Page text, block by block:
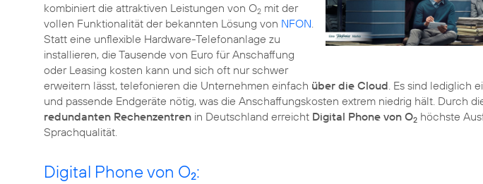
kombiniert die attraktiven Leistungen von O2 mit der
vollen Funktionalität der bekannten Lösung von NFON.
Statt eine unflexible Hardware-Telefonanlage zu
installieren, die Tausende von Euro für Anschaffung
oder Leasing kosten kann und sich oft nur schwer
erweitern lässt, telefonieren die Unternehmen einfach über die Cloud. Es sind lediglich
und passende Endgeräte nötig, was die Anschaffungskosten extrem niedrig hält. Durch
redundanten Rechenzentren in Deutschland erreicht Digital Phone von O2 höchste
Sprachqualität.
Digital Phone von O2: